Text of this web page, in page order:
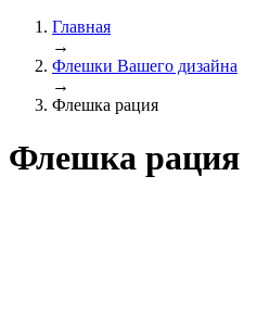
Главная
→
Флешки Вашего дизайна
→
Флешка рация
Флешка рация